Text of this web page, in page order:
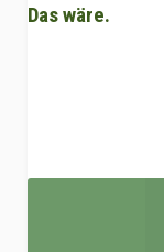
Das wäre.